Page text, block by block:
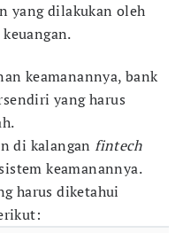
yang dilakukan oleh
keamanannya, bank
yang harus
di kalanganfintech
keamanannya.
harus diketahui